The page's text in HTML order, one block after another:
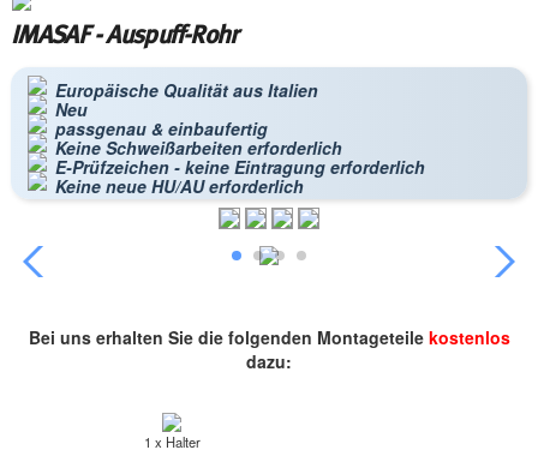
IMASAF - Auspuff-Rohr
Europäische Qualität aus Italien
Neu
passgenau & einbaufertig
Keine Schweißarbeiten erforderlich
E-Prüfzeichen - keine Eintragung erforderlich
Keine neue HU/AU erforderlich
Bei uns erhalten Sie die folgenden Montageteile kostenlos
dazu:
1 x Halter